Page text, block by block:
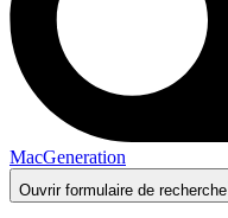
MacGeneration
Ouvrir formulaire de recherche